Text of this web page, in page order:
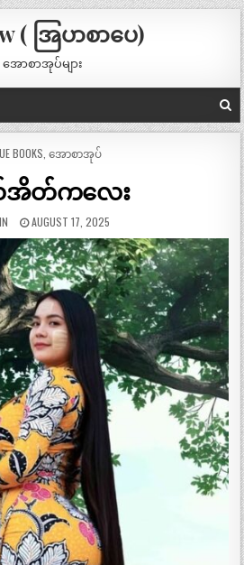
( အြပာစာပေ)
အောစာအုပ်များ
BOOKS အောစာအုပ်
တ်ကလေး
AUGUST 17, 2025